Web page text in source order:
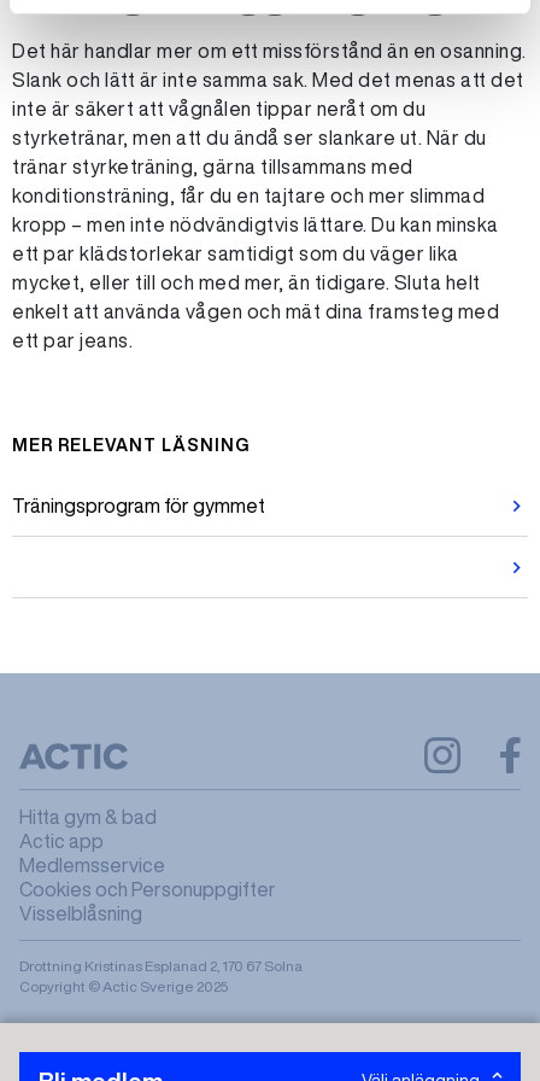
Det här handlar mer om ett missförstånd än en osanning.
Slank och lätt är inte samma sak. Med det menas att det
inte är säkert att vågnålen tippar neråt om du
styrketränar, men att du ändå ser slankare ut. När du
tränar styrketräning, gärna tillsammans med
konditionsträning, får du en tajtare och mer slimmad
kropp – men inte nödvändigtvis lättare. Du kan minska
ett par klädstorlekar samtidigt som du väger lika
mycket, eller till och med mer, än tidigare. Sluta helt
enkelt att använda vågen och mät dina framsteg med
ett par jeans.
MER RELEVANT LÄSNING
Träningsprogram för gymmet
Hitta gym & bad
Actic app
Medlemsservice
Cookies och Personuppgifter
Visselblåsning
Drottning Kristinas Esplanad 2, 170 67 Solna
Copyright © Actic Sverige 2025